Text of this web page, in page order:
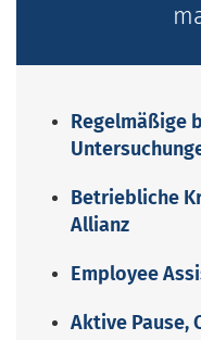
Regelmäßige
Betriebliche
Allianz
Employee
Aktive Pause,